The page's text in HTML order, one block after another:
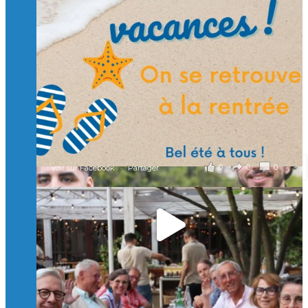
et contribuons ensemble à former les générations
d’ingénieurs de demain. 🙏
Merci à tous !
🎯 Taxe d’apprentissage 2026 : avec l'Isep, investissez pour
un numérique au service de l'humain !
À l’Isep, nous formons des ingénieurs, des bachelors, des
Mastères Spécialisés, qui allient excellence technologique et
valeurs humaines, au cœur de notre pro
...Voir plus
il y a 3 mois
0 0 0
Voir sur Facebook · Partager
🚀Afterwork à Genève 🚀
🥳 Le 22 avril dernier, 14 Alumni vivant / travaillant
en Suisse ont partagé un moment convivial de
retrouvailles et d'échanges !
Merci à tous pour votre présence et à Alexandre